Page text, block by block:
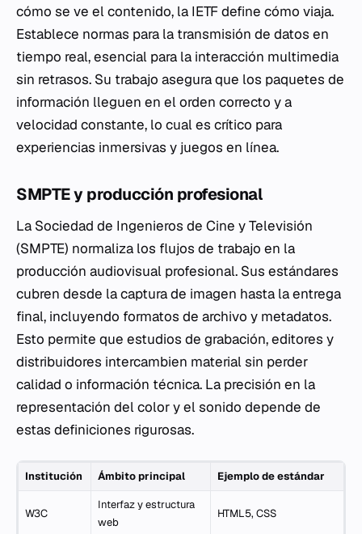
cómo se ve el contenido, la IETF define cómo viaja.
Establece normas para la transmisión de datos en
tiempo real, esencial para la interacción multimedia
sin retrasos. Su trabajo asegura que los paquetes de
información lleguen en el orden correcto y a
velocidad constante, lo cual es crítico para
experiencias inmersivas y juegos en línea.
SMPTE y producción profesional
La Sociedad de Ingenieros de Cine y Televisión
(SMPTE) normaliza los flujos de trabajo en la
producción audiovisual profesional. Sus estándares
cubren desde la captura de imagen hasta la entrega
final, incluyendo formatos de archivo y metadatos.
Esto permite que estudios de grabación, editores y
distribuidores intercambien material sin perder
calidad o información técnica. La precisión en la
representación del color y el sonido depende de
estas definiciones rigurosas.
Institución Ámbito principal Ejemplo de estándar
W3C
Interfaz y estructura
web
HTML5, CSS